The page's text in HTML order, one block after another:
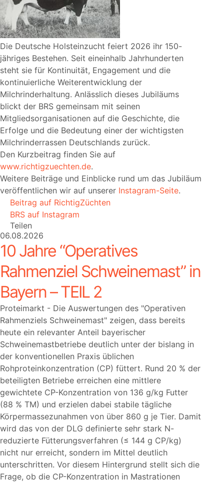
Die Deutsche Holsteinzucht feiert 2026 ihr 150-
jähriges Bestehen. Seit eineinhalb Jahrhunderten
steht sie für Kontinuität, Engagement und die
kontinuierliche Weiterentwicklung der
Milchrinderhaltung. Anlässlich dieses Jubiläums
blickt der BRS gemeinsam mit seinen
Mitgliedsorganisationen auf die Geschichte, die
Erfolge und die Bedeutung einer der wichtigsten
Milchrinderrassen Deutschlands zurück.
Den Kurzbeitrag finden Sie auf
www.richtigzuechten.de.
Weitere Beiträge und Einblicke rund um das Jubiläum
veröffentlichen wir auf unserer Instagram-Seite.
Beitrag auf RichtigZüchten
BRS auf Instagram
Teilen
06.08.2026
10 Jahre “Operatives
Rahmenziel Schweinemast” in
Bayern – TEIL 2
Proteimarkt - Die Auswertungen des Operativen
Rahmenziels Schweinemast
zeigen, dass bereits
heute ein relevanter Anteil bayerischer
Schweinemastbetriebe deutlich unter der bislang in
der konventionellen Praxis üblichen
Rohproteinkonzentration (CP) füttert. Rund 20 % der
beteiligten Betriebe erreichen eine mittlere
gewichtete CP-Konzentration von 136 g/kg Futter
(88 % TM) und erzielen dabei stabile tägliche
Körpermassezunahmen von über 860 g je Tier. Damit
wird das von der DLG definierte sehr stark N-
reduzierte Fütterungsverfahren (≤ 144 g CP/kg)
nicht nur erreicht, sondern im Mittel deutlich
unterschritten. Vor diesem Hintergrund stellt sich die
Frage, ob die CP-Konzentration in Mastrationen